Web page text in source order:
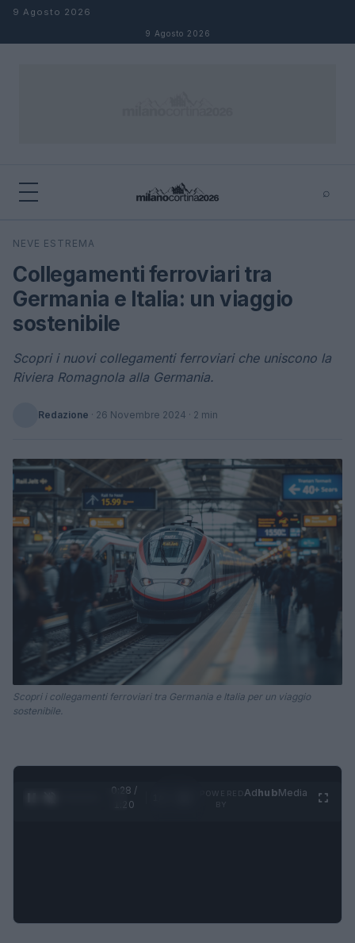
Salta al contenuto
9 Agosto 2026
9 Agosto 2026
⌕
Cerca
NEVE ESTREMA
Collegamenti ferroviari tra
Germania e Italia: un viaggio
sostenibile
Scopri i nuovi collegamenti ferroviari che uniscono la
Riviera Romagnola alla Germania.
Redazione · 26 Novembre 2024 · 2 min
Scopri i collegamenti ferroviari tra Germania e Italia per un viaggio
sostenibile.
0:28 /
1:20
AdhubMedia